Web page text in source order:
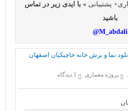
پشتیبانی» با ایدی زیر در تماس
باشید
M_abdali@
نما و برش خانه خاچیکیان اصفهان
پروژه معماری 1 دیدگاه